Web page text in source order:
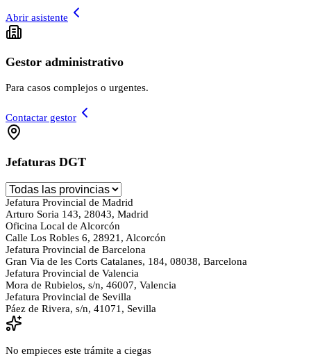
Abrir asistente
Gestor administrativo
Para casos complejos o urgentes.
Contactar gestor
Jefaturas DGT
Jefatura Provincial de Madrid
Arturo Soria 143, 28043, Madrid
Oficina Local de Alcorcón
Calle Los Robles 6, 28921, Alcorcón
Jefatura Provincial de Barcelona
Gran Via de les Corts Catalanes, 184, 08038, Barcelona
Jefatura Provincial de Valencia
Mora de Rubielos, s/n, 46007, Valencia
Jefatura Provincial de Sevilla
Páez de Rivera, s/n, 41071, Sevilla
No empieces este trámite a ciegas